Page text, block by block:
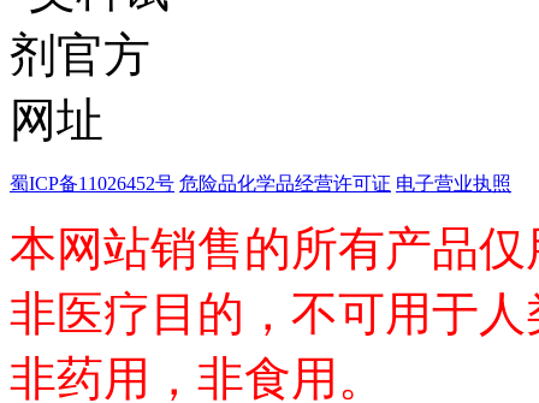
有机金属试剂
蜀ICP备11026452号 危险品化学品经营许可证 电子营业执照
本网站销售的所有产品
非医疗目的，不可用于
非药用，非食用。